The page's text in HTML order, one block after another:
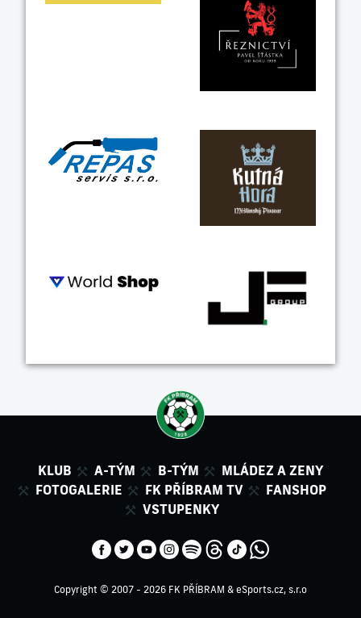
KLUB A-TÝM B-TÝM
MLÁDEZ A ZENY
FOTOGALERIE
FK PŘÍBRAM TV
FANSHOP
VSTUPENKY
Copyright © 2007 - 2026 FK PŘÍBRAM & eSports.cz, s.r.o